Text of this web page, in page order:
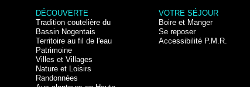
DÉCOUVERTE
Tradition coutelière du
Bassin Nogentais
Territoire au fil de l'eau
Patrimoine
Villes et Villages
Nature et Loisirs
Randonnées
VOTRE SÉJOUR
Boire et Manger
Se reposer
Accessibilité P.M.R.